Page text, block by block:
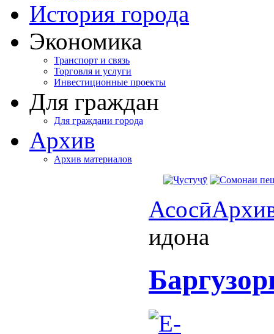
История города
Экономика
Транспорт и связь
Торговля и услуги
Инвестиционные проекты
Для граждан
Для граждани города
Архив
Архив материалов
Асосӣ
идона